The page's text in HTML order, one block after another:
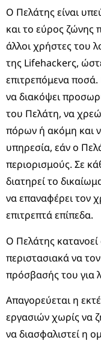
Ο Πελάτης είναι
και το εύρος ζώνης
άλλοι χρήστες του
της Lifehackerς,
επιτρεπόμενα
να διακόψει
του Πελάτη, να
πόρων ή ακόμη και
υπηρεσία, εάν ο
περιορισμούς. Σε
διατηρεί το
να επαναφέρει τον
επιτρεπτά επίπεδα.
Ο Πελάτης
περιστασιακά να
πρόσβασής του για
Απαγορεύεται η
εργασιών χωρίς να
να διασφαλιστεί η